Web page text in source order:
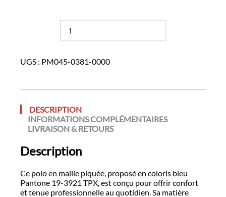
Polo
Respirant
UGS : PM045-0381-0000
DESCRIPTION
INFORMATIONS COMPLÉMENTAIRES
LIVRAISON & RETOURS
Description
Ce polo en maille piquée, proposé en coloris bleu
Pantone 19-3921 TPX, est conçu pour offrir confort
et tenue professionnelle au quotidien. Sa matière